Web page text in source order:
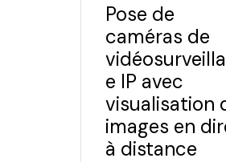
Pose de
caméras de
e IP avec
visualisation
images en
à distance